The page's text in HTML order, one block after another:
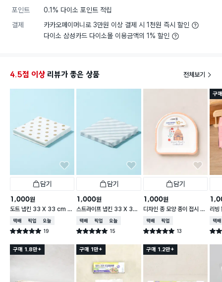
포인트
0.1% 다이소 포인트 적립
결제
카카오페이머니로 3만원 이상 결제 시 1천원 즉시 할인
다이소 삼성카드 다이소몰 이용금액의 1% 할인
4.5점 이상 리뷰가 좋은 상품 전체보기
담기
1,000원
도트 냅킨 33 X 33 cm 1
5매입
택배배송매장픽업오늘배송
별점 5.0점 19
건 작성
담기
1,000원
스트라이프 냅킨 33 X 33
cm 15매입
택배배송매장픽업오늘배송
별점 5.0점 15
건 작성
담기
1,000원
디자인 종 모양 종이 접시 18
cm 10개입
택배배송매장픽업
별점 5.0점 13
건 작성
구
리빙
0매
택배
별점
구매 1.8만+ 구매 1만+ 구매 1.2만+